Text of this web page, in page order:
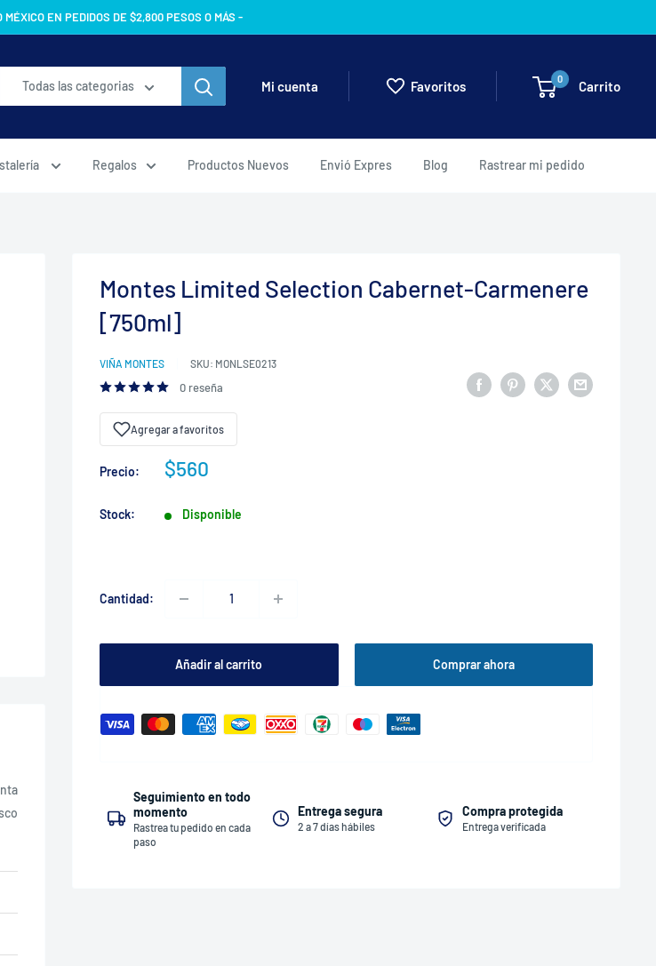
MÉXICO EN PEDIDOS DE $2,800 PESOS O MÁS -
Todas las categorias
Mi cuenta Favoritos 0 Carrito
Regalos Productos Nuevos Envió Expres Blog Rastrear mi pedido
Montes Limited Selection Cabernet-Carmenere
[750ml]
VIÑA MONTES SKU: MONLSE0213
0 reseña
Agregar a favoritos
Precio:
Precio
venta
$560
Stock: Disponible
Cantidad:
Añadir al carrito Comprar ahora
Seguimiento en todo
momento
Rastrea tu pedido en cada
paso
Entrega segura
2 a 7 días hábiles
Compra protegida
Entrega verificada